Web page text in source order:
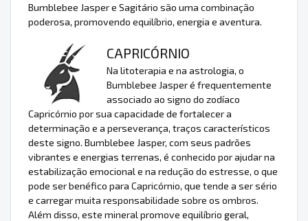
Bumblebee Jasper e Sagitário são uma combinação
poderosa, promovendo equilíbrio, energia e aventura.
CAPRICÓRNIO
Na litoterapia e na astrologia, o
Bumblebee Jasper é frequentemente
associado ao signo do zodíaco
Capricórnio por sua capacidade de fortalecer a
determinação e a perseverança, traços característicos
deste signo. Bumblebee Jasper, com seus padrões
vibrantes e energias terrenas, é conhecido por ajudar na
estabilização emocional e na redução do estresse, o que
pode ser benéfico para Capricórnio, que tende a ser sério
e carregar muita responsabilidade sobre os ombros.
Além disso, este mineral promove equilíbrio geral,